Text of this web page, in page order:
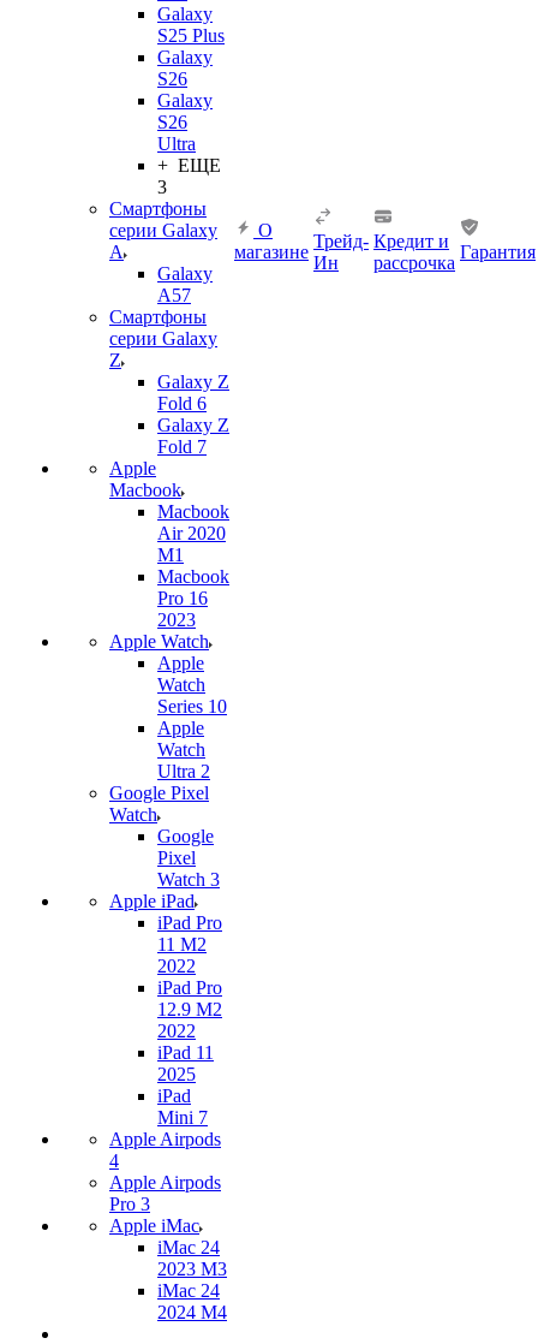
Galaxy
S25 Plus
Galaxy
S26
Galaxy
S26
Ultra
+ ЕЩЕ
3
Смартфоны
серии Galaxy
A
Galaxy
A57
Смартфоны
серии Galaxy
Z
Galaxy Z
Fold 6
Galaxy Z
Fold 7
Apple
Macbook
Macbook
Air 2020
M1
Macbook
Pro 16
2023
Apple Watch
Apple
Watch
Series 10
Apple
Watch
Ultra 2
Google Pixel
Watch
Google
Pixel
Watch 3
Apple iPad
iPad Pro
11 M2
2022
iPad Pro
12.9 M2
2022
iPad 11
2025
iPad
Mini 7
Apple Airpods
4
Apple Airpods
Pro 3
Apple iMac
iMac 24
2023 M3
iMac 24
2024 M4
О
магазине
Трейд-
Ин
Кредит и
рассрочка
Гарантия